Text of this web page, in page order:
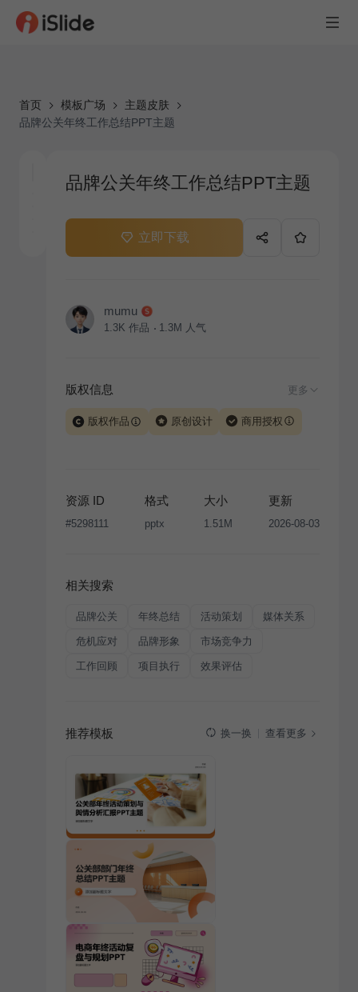
首页 模板广场
主题皮肤
品牌公关年终工作总结PPT主题
品牌公关年终工作总结PPT主题
立即下载
mumu
1.3K 作品 1.3M 人气
版权信息 更多
版权作品 原创设计 商用授权
版权声明
条款，禁止任何形式的转让、出售或出租，未
经投权许可任何人不得擅自转载和分发，否则将接照我
资源 ID
#5298111
格式
pptx
大小
1.51M
更新
2026-08-03
相关搜索
品牌公关 年终总结 活动策划 媒体关系
危机应对 品牌形象 市场竞争力
工作回顾 项目执行 效果评估
推荐模板 换一换 查看更多